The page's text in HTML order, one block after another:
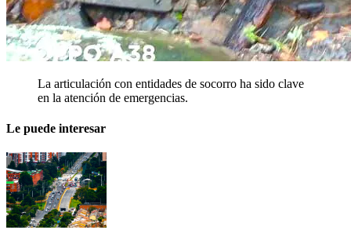
La articulación con entidades de socorro ha sido clave
en la atención de emergencias.
Le puede interesar